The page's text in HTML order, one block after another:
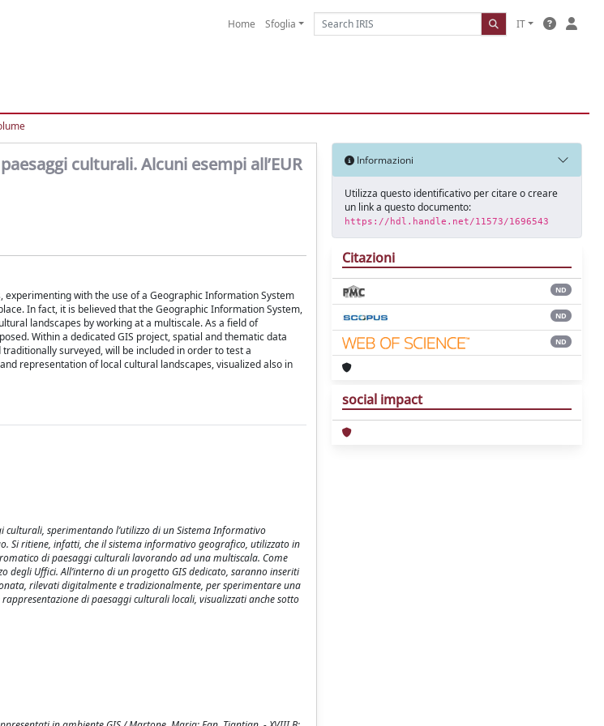
Home Sfoglia IT
culturali. Alcuni esempi all’EUR
with the use of a Geographic Information System
In fact, it is believed that the Geographic Information System,
landscapes by working at a multiscale. As a field of
Within a dedicated GIS project, spatial and thematic data
surveyed, will be included in order to test a
representation of local cultural landscapes, visualized also in
sperimentando l’utilizzo di un Sistema Informativo
Si ritiene, infatti, che il sistema informativo geografico, utilizzato in
di paesaggi culturali lavorando ad una multiscala. Come
degli Uffici. All’interno di un progetto GIS dedicato, saranno inseriti
rilevati digitalmente e tradizionalmente, per sperimentare una
di paesaggi culturali locali, visualizzati anche sotto
Informazioni
Utilizza questo identificativo per citare o creare
un link a questo documento:
https://hdl.handle.net/11573/1696543
Citazioni
ND
ND
ND
social impact